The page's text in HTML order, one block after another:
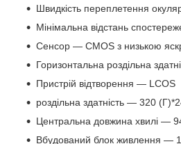
Швидкість переплетення
Мінімальна відстань
Сенсор — CMOS з низькою
Горизонтальна роздільна
Пристрій відтворення — LCOS
роздільна здатність — 320
Центральна довжина хвилі —
Вбудований блок живлення —